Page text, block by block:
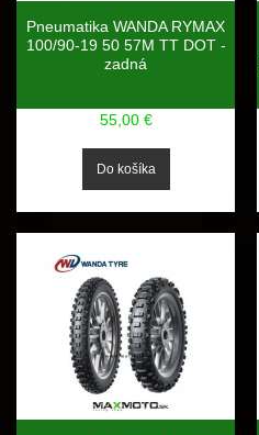
Pneumatika WANDA RYMAX
100/90-19 50 57M TT DOT -
zadná
55,00 €